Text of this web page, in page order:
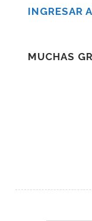
INGRESAR
MUCHAS